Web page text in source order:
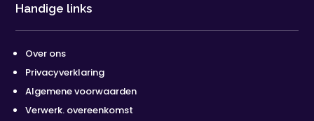
Handige links
Over ons
Privacyverklaring
Algemene voorwaarden
Verwerk. overeenkomst